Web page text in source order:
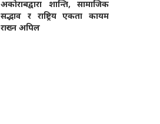
अकोराबद्वारा शान्ति, सामाजिक
सद्भाव र राष्ट्रिय एकता कायम
राख्न अपिल